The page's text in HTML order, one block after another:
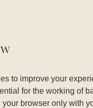
to improve your
for the working of
browser only with